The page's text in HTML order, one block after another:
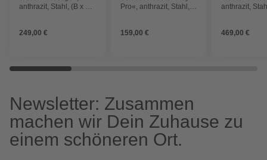
anthrazit, Stahl, (B x H:)
249,00 €
Pro«, anthrazit, Stahl,
159,00 €
anthrazit,
469,00 €
Newsletter: Zusammen
machen wir Dein Zuhause zu
einem schöneren Ort.